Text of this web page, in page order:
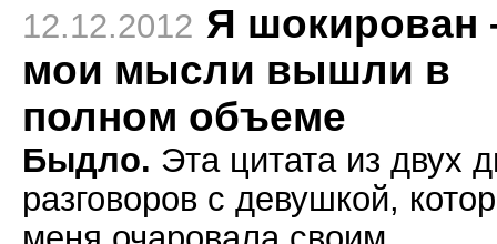
12.12.2012 Я шокирован
мои мысли вышли в
полном объеме
Быдло. Эта цитата из двух
разговоров с девушкой,